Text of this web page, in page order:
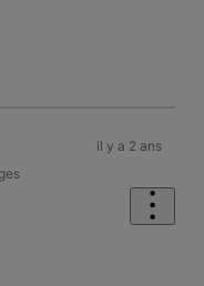
il y a 2 ans